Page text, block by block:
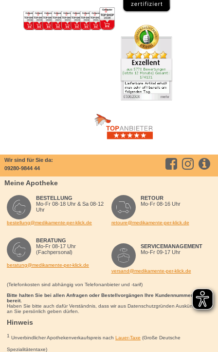
Wir sind für Sie da:
09280-9844 44
Meine Apotheke
BESTELLUNG
Mo-Fr 08-18 Uhr & Sa 08-12
Uhr
bestellung@medikamente-per-klick.de
BERATUNG
Mo-Fr 08-17 Uhr
(Fachpersonal)
beratung@medikamente-per-klick.de
RETOUR
Mo-Fr 08-16 Uhr
retoure@medikamente-per-klick.de
SERVICEMANAGEMENT
Mo-Fr 09-17 Uhr
versand@medikamente-per-klick.de
(Telefonkosten sind abhängig von Telefonanbieter und -tarif)
Bitte halten Sie bei allen Anfragen oder Bestellvorgängen Ihre Kundennummer für uns
bereit.
Haben Sie bitte auch dafür Verständnis, dass wir aus Datenschutzgründen Auskünfte nur
an Sie persönlich geben dürfen.
Hinweis
1 Unverbindlicher Apothekenverkaufspreis nach Lauer-Taxe (Große Deutsche
Spezialitätentaxe)